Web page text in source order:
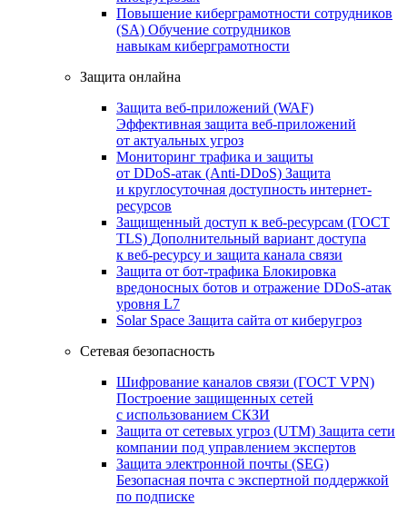
Повышение киберграмотности сотрудников
(SA) Обучение сотрудников
навыкам киберграмотности
Защита онлайна
Защита веб-приложений (WAF)
Эффективная защита веб-приложений
от актуальных угроз
Мониторинг трафика и защиты
от DDoS‑атак (Anti‑DDoS) Защита
и круглосуточная доступность интернет-
ресурсов
Защищенный доступ к веб-ресурсам (ГОСТ
TLS) Дополнительный вариант доступа
к веб‑ресурсу и защита канала связи
Защита от бот‑трафика Блокировка
вредоносных ботов и отражение DDoS‑атак
уровня L7
Solar Space Защита сайта от киберугроз
Сетевая безопасность
Шифрование каналов связи (ГОСТ VPN)
Построение защищенных сетей
с использованием СКЗИ
Защита от сетевых угроз (UTM) Защита сети
компании под управлением экспертов
Защита электронной почты (SEG)
Безопасная почта с экспертной поддержкой
по подписке